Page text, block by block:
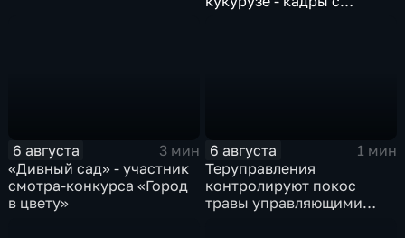
6 августа
3 мин
«Дивный сад» - участник
смотра-конкурса «Город
в цвету»
6 августа
1 мин
Теруправления
контролируют покос
травы управляющими